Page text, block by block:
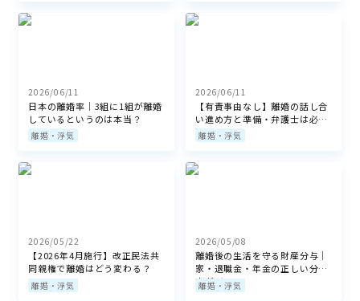
2026/06/11
日本の離婚率｜3組に1組が離婚
しているというのは本当？
離婚・浮気
2026/06/11
【有責事由なし】離婚の話し合
い進め方と準備・弁護士は必
要？
離婚・浮気
2026/05/22
【2026年4月施行】改正民法共
同親権で離婚はどう変わる？
離婚・浮気
2026/05/08
離婚後の生活を守る財産分与｜
家・退職金・年金の正しい分け
方ガイド
離婚・浮気